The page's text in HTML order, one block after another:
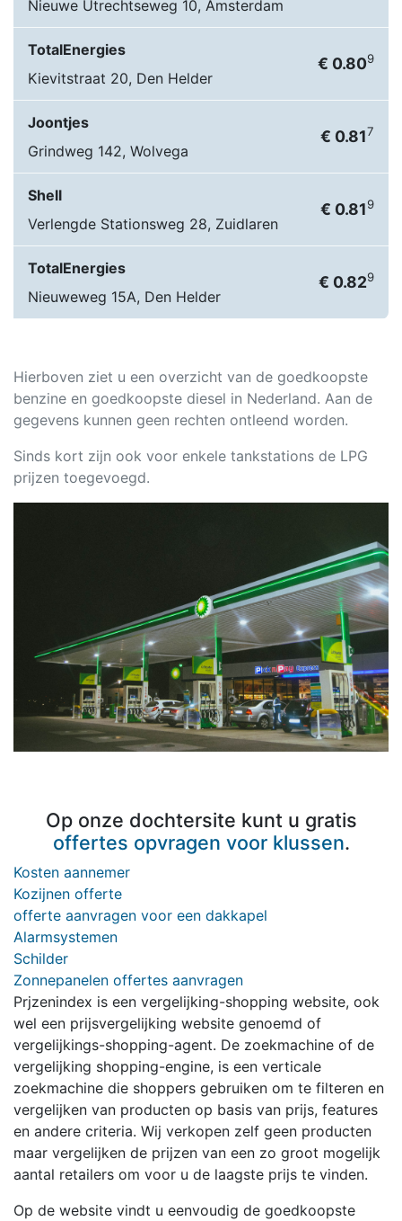
Nieuwe Utrechtseweg 10, Amsterdam
TotalEnergies
Kievitstraat 20, Den Helder
€ 0.809
Joontjes
Grindweg 142, Wolvega
€ 0.817
Shell
Verlengde Stationsweg 28, Zuidlaren
€ 0.819
TotalEnergies
Nieuweweg 15A, Den Helder
€ 0.829
Hierboven ziet u een overzicht van de goedkoopste
benzine en goedkoopste diesel in Nederland. Aan de
gegevens kunnen geen rechten ontleend worden.
Sinds kort zijn ook voor enkele tankstations de LPG
prijzen toegevoegd.
Op onze dochtersite kunt u gratis
offertes opvragen voor klussen.
Kosten aannemer
Kozijnen offerte
offerte aanvragen voor een dakkapel
Alarmsystemen
Schilder
Zonnepanelen offertes aanvragen
Prjzenindex is een vergelijking-shopping website, ook
wel een prijsvergelijking website genoemd of
vergelijkings-shopping-agent. De zoekmachine of de
vergelijking shopping-engine, is een verticale
zoekmachine die shoppers gebruiken om te filteren en
vergelijken van producten op basis van prijs, features
en andere criteria. Wij verkopen zelf geen producten
maar vergelijken de prijzen van een zo groot mogelijk
aantal retailers om voor u de laagste prijs te vinden.
Op de website vindt u eenvoudig de goedkoopste